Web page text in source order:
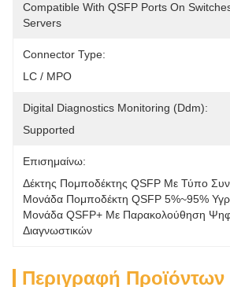
Compatible With QSFP Ports On
Servers
Connector Type:
LC / MPO
Digital Diagnostics Monitoring (Ddm):
Supported
Επισημαίνω:
Δέκτης Πομποδέκτης QSFP Με Τύπο
Μονάδα Πομποδέκτη QSFP 5%~95%
Μονάδα QSFP+ Με Παρακολούθηση
Διαγνωστικών
Περιγραφή Προϊόντων